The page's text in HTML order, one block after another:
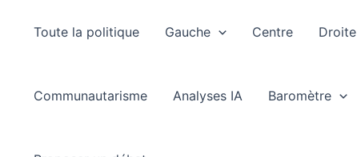
Toute la politique Gauche Centre Droite
Communautarisme Analyses IA Baromètre